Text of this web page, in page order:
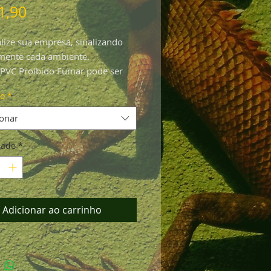
Preço
sua empresa, sinalizando
cada ambiente.
Proibido Fumar pode ser
2 tamanhos:
com 14 x 21cm
com 20 x 30cm
*
*
Adicionar ao carrinho